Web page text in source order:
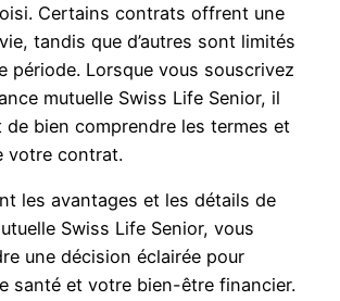
Certains contrats offrent une
tandis que d’autres sont limités
période. Lorsque vous souscrivez
mutuelle Swiss Life Senior, il
bien comprendre les termes et
votre contrat.
les avantages et les détails de
Swiss Life Senior, vous
une décision éclairée pour
santé et votre bien-être financier.